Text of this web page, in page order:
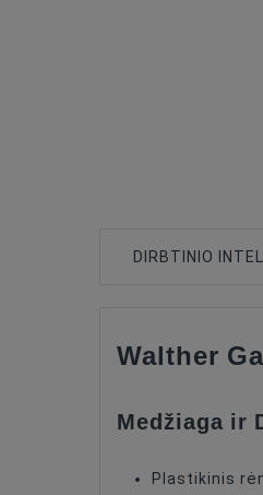
DIRBTINIO
Frame Type
Walther
Medžiaga ir
Plastikinis